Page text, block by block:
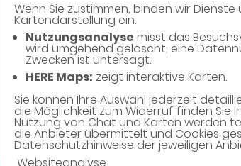
Wenn Sie zustimmen, binden wir
Kartendarstellung ein.
Nutzungsanalyse misst das
wird umgehend gelöscht, eine
Zwecken ist untersagt.
HERE Maps: zeigt interaktive Karten.
Sie können Ihre Auswahl jederzeit
die Möglichkeit zum Widerruf finden Sie
Nutzung von Chat und Karten werden
die Anbieter übermittelt und Cookies
Datenschutzhinweise der jeweiligen
Bitte geben Sie den
Captcha*